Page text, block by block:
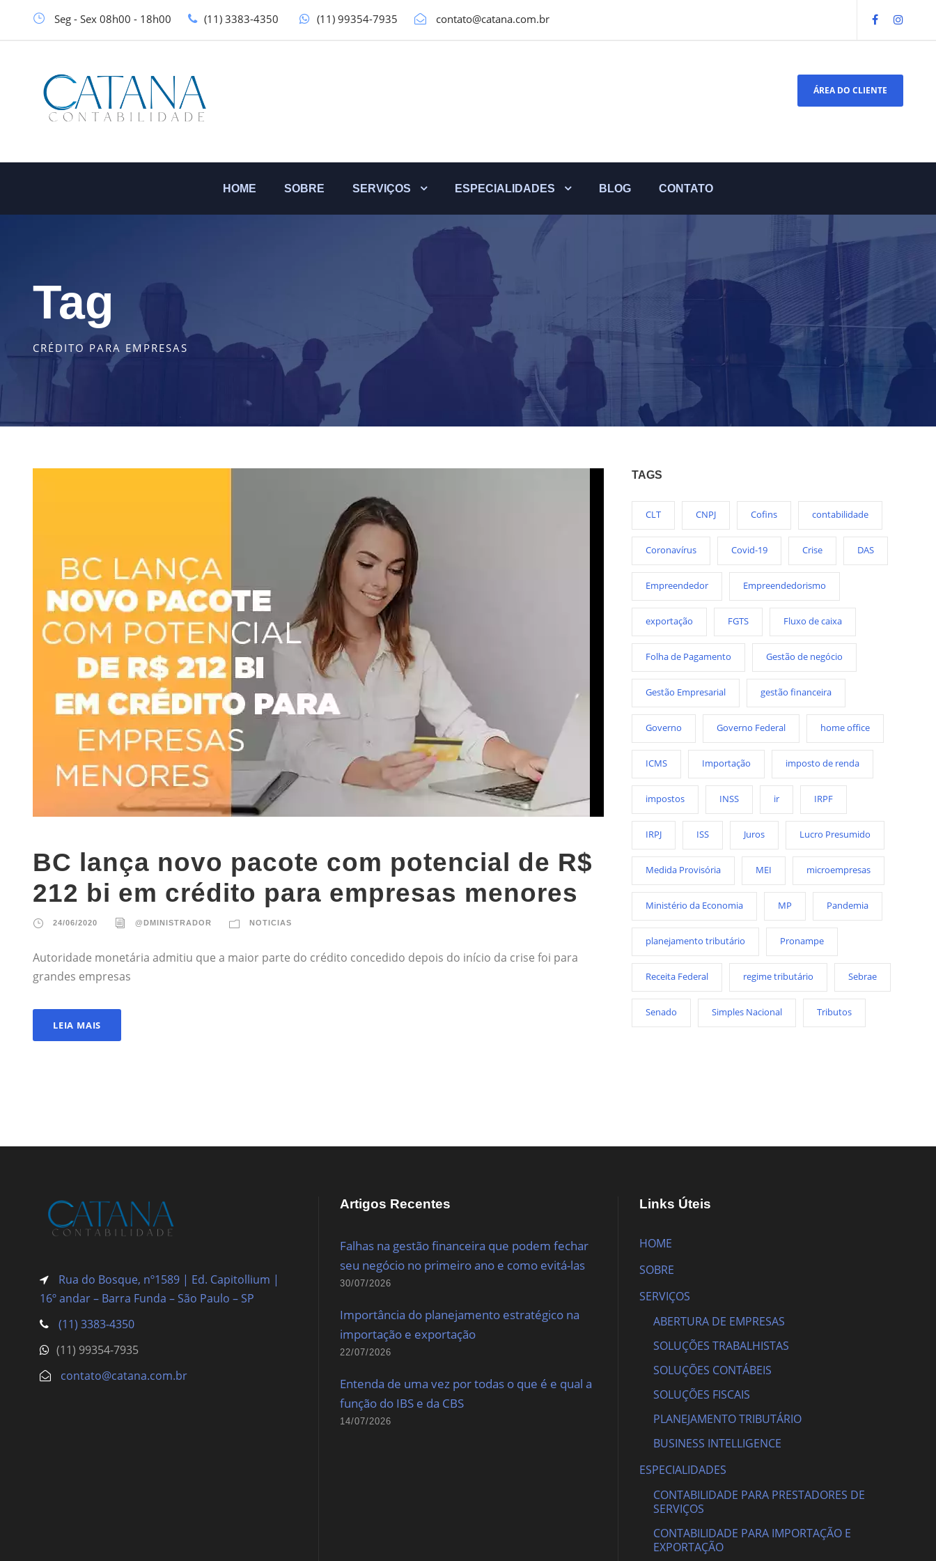
Seg - Sex 08h00 - 18h00 (11) 3383-4350 (11) 99354-7935 contato@catana.com.br
ÁREA DO CLIENTE
HOME SOBRE SERVIÇOS ESPECIALIDADES BLOG CONTATO
Tag
CRÉDITO PARA EMPRESAS
BC lança novo pacote com potencial de R$
212 bi em crédito para empresas menores
24/06/2020 @DMINISTRADOR NOTICIAS
Autoridade monetária admitiu que a maior parte do crédito concedido depois do início da crise foi para
grandes empresas
LEIA MAIS
TAGS
CLT CNPJ Cofins contabilidade
Coronavírus Covid-19 Crise DAS
Empreendedor Empreendedorismo
exportação FGTS Fluxo de caixa
Folha de Pagamento Gestão de negócio
Gestão Empresarial gestão financeira
Governo Governo Federal home office
ICMS Importação imposto de renda
impostos INSS ir IRPF
IRPJ ISS Juros Lucro Presumido
Medida Provisória MEI microempresas
Ministério da Economia MP Pandemia
planejamento tributário Pronampe
Receita Federal regime tributário Sebrae
Senado Simples Nacional Tributos
Rua do Bosque, nº1589 | Ed. Capitollium |
16º andar – Barra Funda – São Paulo – SP
(11) 3383-4350
(11) 99354-7935
contato@catana.com.br
Artigos Recentes
Falhas na gestão financeira que podem fechar
seu negócio no primeiro ano e como evitá-las
30/07/2026
Importância do planejamento estratégico na
importação e exportação
22/07/2026
Entenda de uma vez por todas o que é e qual a
função do IBS e da CBS
14/07/2026
Links Úteis
HOME
SOBRE
SERVIÇOS
ABERTURA DE EMPRESAS
SOLUÇÕES TRABALHISTAS
SOLUÇÕES CONTÁBEIS
SOLUÇÕES FISCAIS
PLANEJAMENTO TRIBUTÁRIO
BUSINESS INTELLIGENCE
ESPECIALIDADES
CONTABILIDADE PARA PRESTADORES DE
SERVIÇOS
CONTABILIDADE PARA IMPORTAÇÃO E
EXPORTAÇÃO